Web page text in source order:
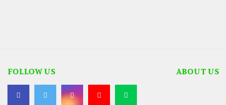
ABOUT US
FOLLOW US